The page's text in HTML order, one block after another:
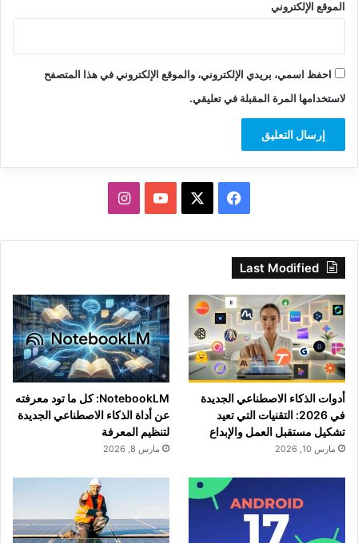
الموقع الإلكتروني
احفظ اسمي، بريدي الإلكتروني، والموقع الإلكتروني في هذا المتصفح
لاستخدامها المرة المقبلة في تعليقي.
فيسبوك ‫YouTubeانستقرام
Last Modified
أدوات الذكاء الاصطناعي الجديدة
في 2026: التقنيات التي تعيد
تشكيل مستقبل العمل والإبداع
مارس 10, 2026
NotebookLM: كل ما تود معرفته
عن أداة الذكاء الاصطناعي الجديدة
لتنظيم المعرفة
مارس 8, 2026